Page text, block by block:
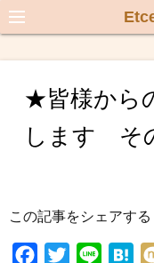
★皆様から
します そ
この記事をシェアする
H